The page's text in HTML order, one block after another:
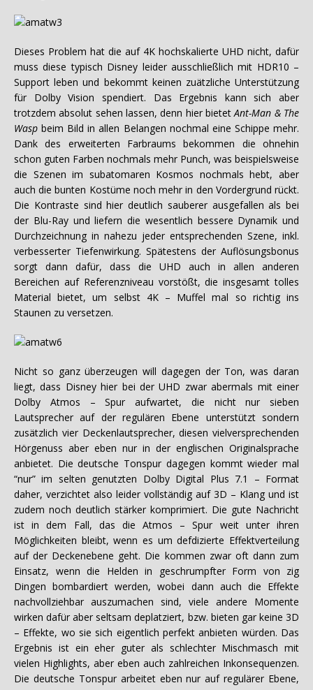
Dieses Problem hat die auf 4K hochskalierte UHD nicht, dafür
muss diese typisch Disney leider ausschließlich mit HDR10 –
Support leben und bekommt keinen zuätzliche Unterstützung
für Dolby Vision spendiert. Das Ergebnis kann sich aber
trotzdem absolut sehen lassen, denn hier bietetAnt-Man & The
Wasp beim Bild in allen Belangen nochmal eine Schippe mehr.
Dank des erweiterten Farbraums bekommen die ohnehin
schon guten Farben nochmals mehr Punch, was beispielsweise
die Szenen im subatomaren Kosmos nochmals hebt, aber
auch die bunten Kostüme noch mehr in den Vordergrund rückt.
Die Kontraste sind hier deutlich sauberer ausgefallen als bei
der Blu-Ray und liefern die wesentlich bessere Dynamik und
Durchzeichnung in nahezu jeder entsprechenden Szene, inkl.
verbesserter Tiefenwirkung. Spätestens der Auflösungsbonus
sorgt dann dafür, dass die UHD auch in allen anderen
Bereichen auf Referenzniveau vorstößt, die insgesamt tolles
Material bietet, um selbst 4K – Muffel mal so richtig ins
Staunen zu versetzen.
Nicht so ganz überzeugen will dagegen der Ton, was daran
liegt, dass Disney hier bei der UHD zwar abermals mit einer
Dolby Atmos – Spur aufwartet, die nicht nur sieben
Lautsprecher auf der regulären Ebene unterstützt sondern
zusätzlich vier Deckenlautsprecher, diesen vielversprechenden
Hörgenuss aber eben nur in der englischen Originalsprache
anbietet. Die deutsche Tonspur dagegen kommt wieder mal
“nur” im selten genutzten Dolby Digital Plus 7.1 – Format
daher, verzichtet also leider vollständig auf 3D – Klang und ist
zudem noch deutlich stärker komprimiert. Die gute Nachricht
ist in dem Fall, das die Atmos – Spur weit unter ihren
Möglichkeiten bleibt, wenn es um defdizierte Effektverteilung
auf der Deckenebene geht. Die kommen zwar oft dann zum
Einsatz, wenn die Helden in geschrumpfter Form von zig
Dingen bombardiert werden, wobei dann auch die Effekte
nachvollziehbar auszumachen sind, viele andere Momente
wirken dafür aber seltsam deplatziert, bzw. bieten gar keine 3D
– Effekte, wo sie sich eigentlich perfekt anbieten würden. Das
Ergebnis ist ein eher guter als schlechter Mischmasch mit
vielen Highlights, aber eben auch zahlreichen Inkonsequenzen.
Die deutsche Tonspur arbeitet eben nur auf regulärer Ebene,